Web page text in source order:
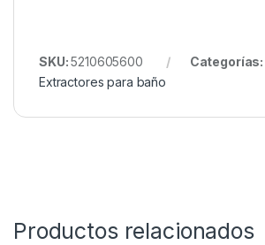
SKU:5210605600 Categorías:
Extractores para baño
Productos relacionados